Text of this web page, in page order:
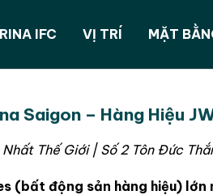
IFC VỊ TRÍ MẶT
Saigon – Hàng Hiệu
Thế Giới | Số 2 Tôn Đức
(bất động sản hàng hiệu) lớn